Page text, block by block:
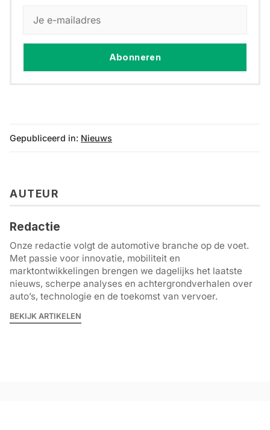
Abonneren
Gepubliceerd in: Nieuws
AUTEUR
Redactie
Onze redactie volgt de automotive branche op de voet.
Met passie voor innovatie, mobiliteit en
marktontwikkelingen brengen we dagelijks het laatste
nieuws, scherpe analyses en achtergrondverhalen over
auto’s, technologie en de toekomst van vervoer.
BEKIJK ARTIKELEN